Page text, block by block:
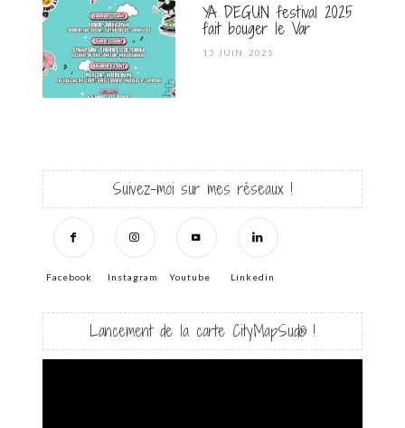
YA DEGUN festival 2025
fait bouger le Var
POSTED
13 JUIN, 2025
Suivez-moi sur mes réseaux !
Facebook Instagram Youtube Linkedin
Lancement de la carte CityMapSud® !